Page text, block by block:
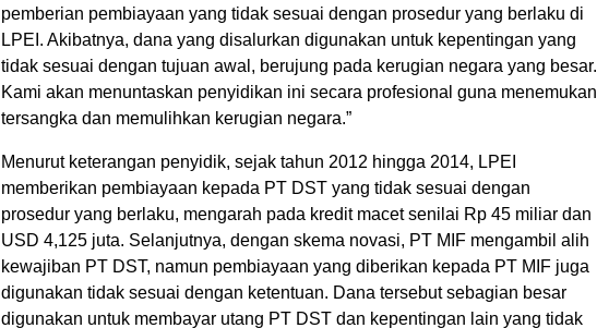
pemberian pembiayaan yang tidak sesuai dengan prosedur yang berlaku di
LPEI. Akibatnya, dana yang disalurkan digunakan untuk kepentingan yang
tidak sesuai dengan tujuan awal, berujung pada kerugian negara yang besar.
Kami akan menuntaskan penyidikan ini secara profesional guna menemukan
tersangka dan memulihkan kerugian negara.”
Menurut keterangan penyidik, sejak tahun 2012 hingga 2014, LPEI
memberikan pembiayaan kepada PT DST yang tidak sesuai dengan
prosedur yang berlaku, mengarah pada kredit macet senilai Rp 45 miliar dan
USD 4,125 juta. Selanjutnya, dengan skema novasi, PT MIF mengambil alih
kewajiban PT DST, namun pembiayaan yang diberikan kepada PT MIF juga
digunakan tidak sesuai dengan ketentuan. Dana tersebut sebagian besar
digunakan untuk membayar utang PT DST dan kepentingan lain yang tidak